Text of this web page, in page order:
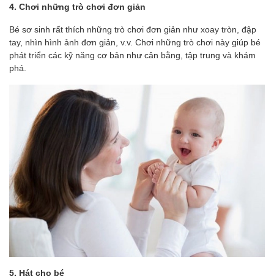
4. Chơi những trò chơi đơn giản
Bé sơ sinh rất thích những trò chơi đơn giản như xoay tròn, đập
tay, nhìn hình ảnh đơn giản, v.v. Chơi những trò chơi này giúp bé
phát triển các kỹ năng cơ bản như cân bằng, tập trung và khám
phá.
5. Hát cho bé